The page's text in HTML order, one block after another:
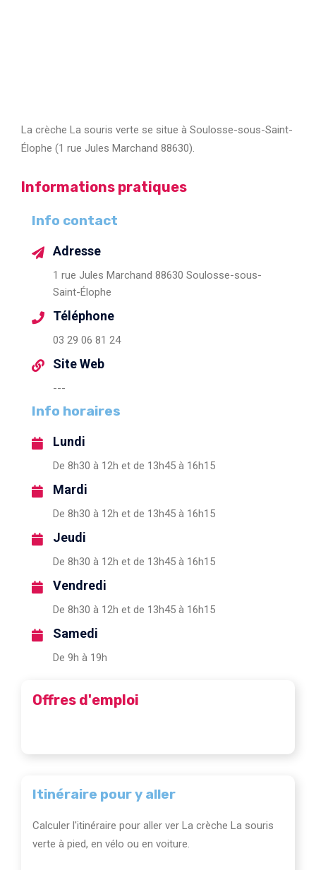
La crèche La souris verte se situe à Soulosse-sous-Saint-
Élophe (1 rue Jules Marchand 88630).
Informations pratiques
Info contact
Adresse
1 rue Jules Marchand 88630 Soulosse-sous-
Saint-Élophe
Téléphone
03 29 06 81 24
Site Web
---
Info horaires
Lundi
De 8h30 à 12h et de 13h45 à 16h15
Mardi
De 8h30 à 12h et de 13h45 à 16h15
Jeudi
De 8h30 à 12h et de 13h45 à 16h15
Vendredi
De 8h30 à 12h et de 13h45 à 16h15
Samedi
De 9h à 19h
Offres d'emploi
Itinéraire pour y aller
Calculer l'itinéraire pour aller ver La crèche La souris
verte à pied, en vélo ou en voiture.